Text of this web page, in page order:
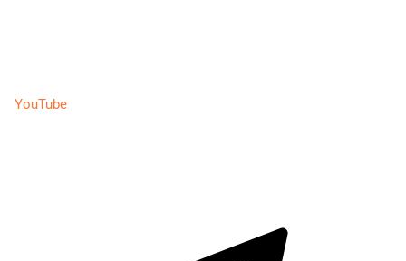
YouTube